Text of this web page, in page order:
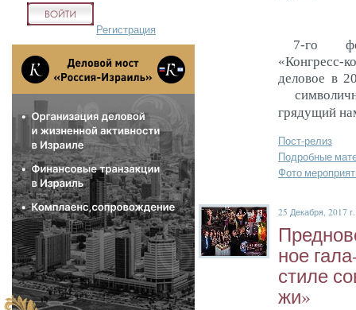
7-го
«Конгресс-
деловое в
грядущий
Пост-релиз
Подробные
Фото
25 Декабря, 2017 г.
ное
сти­ле
жи»
Регистрация